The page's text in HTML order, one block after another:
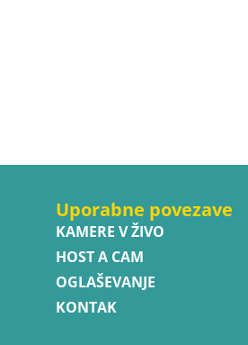
Uporabne povezave
KAMERE V ŽIVO
HOST A CAM
OGLAŠEVANJE
KONTAK